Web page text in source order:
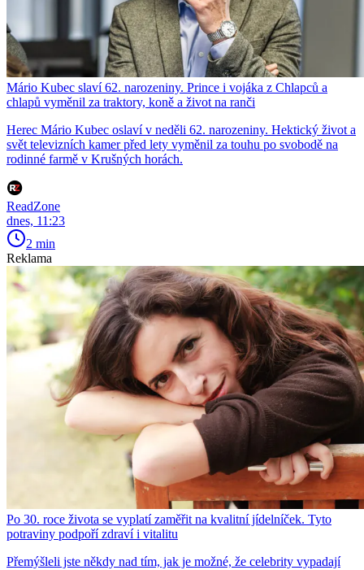
Mário Kubec slaví 62. narozeniny. Prince i vojáka z Chlapců a
chlapů vyměnil za traktory, koně a život na ranči
Herec Mário Kubec oslaví v neděli 62. narozeniny. Hektický život a
svět televizních kamer před lety vyměnil za touhu po svobodě na
rodinné farmě v Krušných horách.
ReadZone
dnes, 11:23
2 min
Reklama
Po 30. roce života se vyplatí zaměřit na kvalitní jídelníček. Tyto
potraviny podpoří zdraví i vitalitu
Přemýšleli jste někdy nad tím, jak je možné, že celebrity vypadají